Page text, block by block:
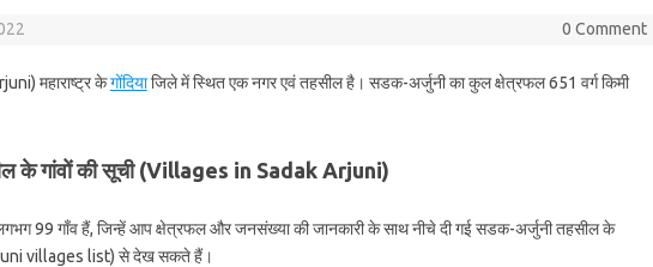
0 Comment
महाराष्ट्र केगोंदियाजिले में स्थित एक नगर एवं तहसील है। सडक-अर्जुनी का कुल क्षेत्रफल 651 वर्ग किमी
के गांवों की सूची (Villages in Sadak Arjuni)
99 गाँव हैं, जिन्हें आप क्षेत्रफल और जनसंख्या की जानकारी के साथ नीचे दी गई सडक-अर्जुनी तहसील के
villages list) से देख सकते हैं।